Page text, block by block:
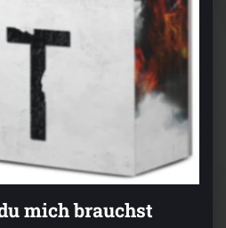
mich brauchst